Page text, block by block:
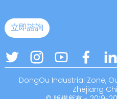
立即諮詢
DongOu Industrial Zone,
Zhejiang